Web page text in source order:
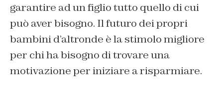
garantire ad un figlio tutto quello di cui
può aver bisogno. Il futuro dei propri
bambini d’altronde è la stimolo migliore
per chi ha bisogno di trovare una
motivazione per iniziare a risparmiare.